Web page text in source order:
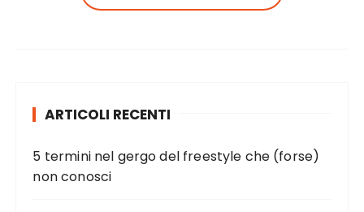
ARTICOLI RECENTI
5 termini nel gergo del freestyle che (forse)
non conosci